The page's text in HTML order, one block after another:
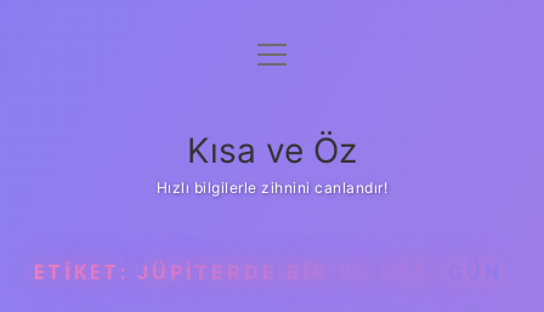
Anasayfa
Yasal Uyarı
menüyü
Kısa ve Öz
Hızlı bilgilerle zihnini canlandır!
ETIKET: JÜPITERDE BIR YIL KAÇ GÜN